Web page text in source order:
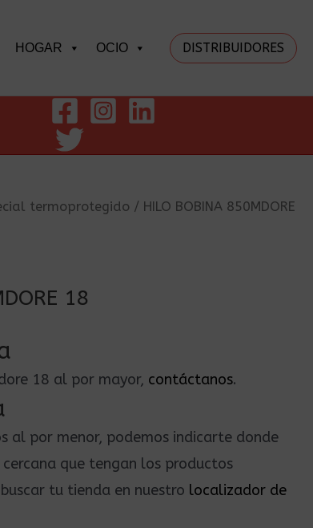
HOGAR OCIO DISTRIBUIDORES
termoprotegido / HILO BOBINA 850MDORE
18
18 al por mayor, contáctanos.
al por menor, podemos indicarte donde
que tengan los productos
tu tienda en nuestro localizador de